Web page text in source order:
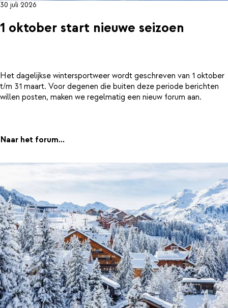
30 juli 2026
1 oktober start nieuwe seizoen
Het dagelijkse wintersportweer wordt geschreven van 1 oktober
t/m 31 maart. Voor degenen die buiten deze periode berichten
willen posten, maken we regelmatig een nieuw forum aan.
Naar het forum...